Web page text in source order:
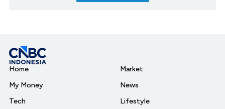
Home
My Money
Tech
Market
News
Lifestyle